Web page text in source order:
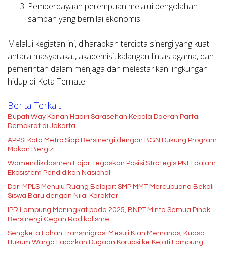
Pemberdayaan perempuan melalui pengolahan
sampah yang bernilai ekonomis.
Melalui kegiatan ini, diharapkan tercipta sinergi yang kuat
antara masyarakat, akademisi, kalangan lintas agama, dan
pemerintah dalam menjaga dan melestarikan lingkungan
hidup di Kota Ternate.
Berita Terkait
Bupati Way Kanan Hadiri Sarasehan Kepala Daerah Partai
Demokrat di Jakarta
APPSI Kota Metro Siap Bersinergi dengan BGN Dukung Program
Makan Bergizi
Wamendikdasmen Fajar Tegaskan Posisi Strategis PNFI dalam
Ekosistem Pendidikan Nasional
Dari MPLS Menuju Ruang Belajar: SMP MMT Mercubuana Bekali
Siswa Baru dengan Nilai Karakter
IPR Lampung Meningkat pada 2025, BNPT Minta Semua Pihak
Bersinergi Cegah Radikalisme
Sengketa Lahan Transmigrasi Mesuji Kian Memanas, Kuasa
Hukum Warga Laporkan Dugaan Korupsi ke Kejati Lampung